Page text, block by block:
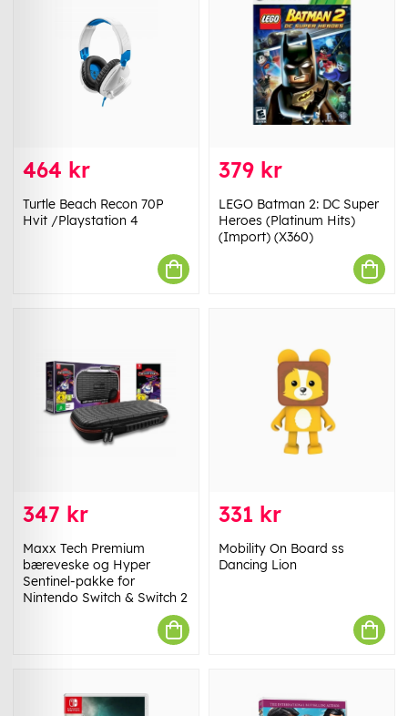
464 kr
Turtle Beach Recon 70P
Hvit /Playstation 4
379 kr
LEGO Batman 2: DC Super
Heroes (Platinum Hits)
(Import) (X360)
347 kr
Maxx Tech Premium
bæreveske og Hyper
Sentinel-pakke for
Nintendo Switch & Switch 2
331 kr
Mobility On Board ss
Dancing Lion